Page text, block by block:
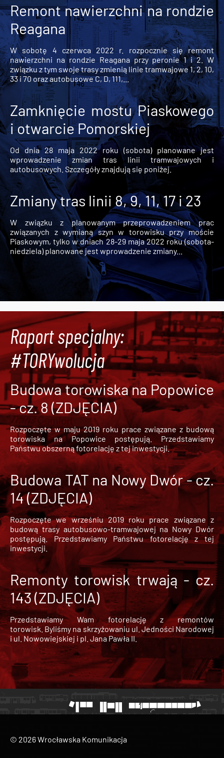
Remont nawierzchni na rondzie
Reagana
W sobotę 4 czerwca 2022 r. rozpocznie się remont
nawierzchni na rondzie Reagana przy peronie 1 i 2. W
związku z tym swoje trasy zmienią linie tramwajowe 1, 2, 10,
33 i 70 oraz autobusowe C, D, 111,...
Zamknięcie mostu Piaskowego
i otwarcie Pomorskiej
Od dnia 28 maja 2022 roku (sobota) planowane jest
wprowadzenie zmian tras linii tramwajowych i
autobusowych. Szczegóły znajdują się poniżej.
Zmiany tras linii 8, 9, 11, 17 i 23
W związku z planowanym przeprowadzeniem prac
związanych z wymianą szyn w torowisku przy moście
Piaskowym, tylko w dniach 28-29 maja 2022 roku (sobota-
niedziela) planowane jest wprowadzenie zmiany...
Raport specjalny:
#TORYwolucja
Budowa torowiska na Popowice
- cz. 8 (ZDJĘCIA)
Rozpoczęte w maju 2019 roku prace związane z budową
torowiska na Popowice
postępują. Przedstawiamy
Państwu obszerną fotorelację z tej inwestycji.
Budowa TAT na Nowy Dwór - cz.
14 (ZDJĘCIA)
Rozpoczęte we wrześniu 2019 roku prace związane z
budową trasy autobusowo-tramwajowej na Nowy Dwór
postępują. Przedstawiamy Państwu fotorelację z tej
inwestycji.
Remonty torowisk trwają - cz.
143 (ZDJĘCIA)
Przedstawiamy Wam fotorelację z remontów
torowisk. Byliśmy na skrzyżowaniu ul. Jedności Narodowej
i ul. Nowowiejskiej i pl. Jana Pawła II.
© 2026 Wrocławska Komunikacja